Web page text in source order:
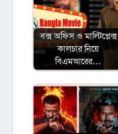
বক্স অফিস ও মাল্টিপ্লেক্স
কালচার নিয়ে
বিএমআরের…